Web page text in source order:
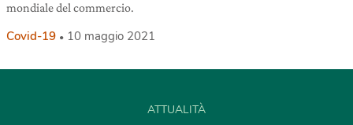
mondiale del commercio.
Covid-19 10 maggio 2021
ATTUALITÀ